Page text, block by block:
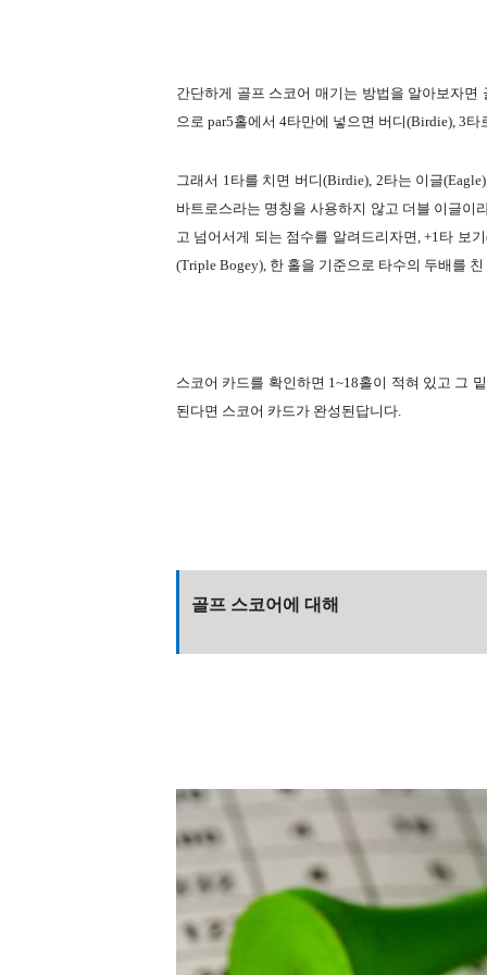
간단하게 골프 스코어 매기는 방법을 알아보자
으로 par5홀에서 4타만에 넣으면 버디(Birdie), 3
그래서 1타를 치면 버디(Birdie), 2타는 이글
바트로스라는 명칭을 사용하지 않고 더블 이글이
고 넘어서게 되는 점수를 알려드리자면,+1타 보
(Triple Bogey), 한 홀을 기준으로 타수의 두배를
스코어 카드를 확인하면 1~18홀이 적혀 있고 그
된다면 스코어 카드가 완성된답니다.
골프 스코어에 대해